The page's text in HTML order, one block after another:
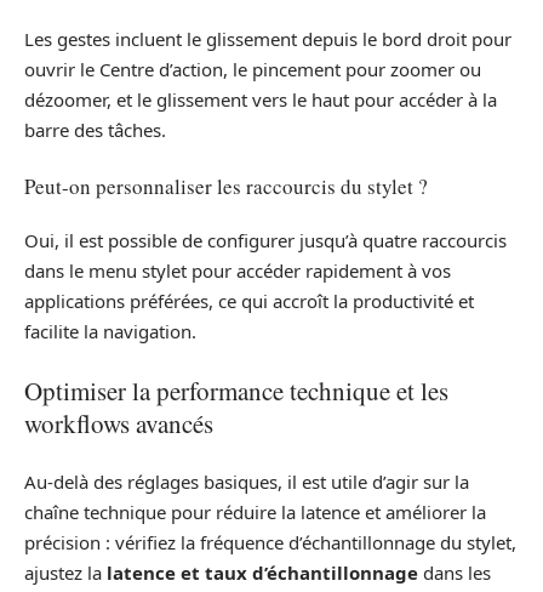
Les gestes incluent le glissement depuis le bord droit pour
ouvrir le Centre d’action, le pincement pour zoomer ou
dézoomer, et le glissement vers le haut pour accéder à la
barre des tâches.
Peut-on personnaliser les raccourcis du stylet ?
Oui, il est possible de configurer jusqu’à quatre raccourcis
dans le menu stylet pour accéder rapidement à vos
applications préférées, ce qui accroît la productivité et
facilite la navigation.
Optimiser la performance technique et les
workflows avancés
Au-delà des réglages basiques, il est utile d’agir sur la
chaîne technique pour réduire la latence et améliorer la
précision : vérifiez la fréquence d’échantillonnage du stylet,
ajustez la latence et taux d’échantillonnage dans les